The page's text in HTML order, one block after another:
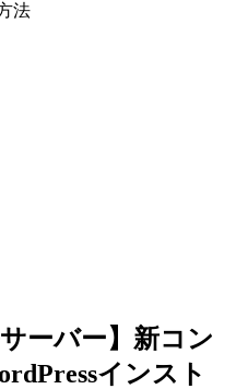
法
ーバー】新コン
インスト